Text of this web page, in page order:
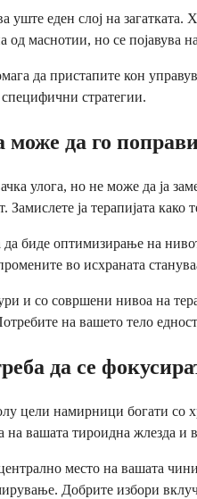
уште еден слој на
од маснотии, но се појавува
да пристапите кон
стратегии.
може да го
улога, но не може да ја
Замислете ја терапијата како
биде оптимизирање на
во исхраната
и со совршени нивоа на
на вашето тело
да се
цели намирници богати со
на вашата тироидна жлезда и
место на вашата
Добрите избори